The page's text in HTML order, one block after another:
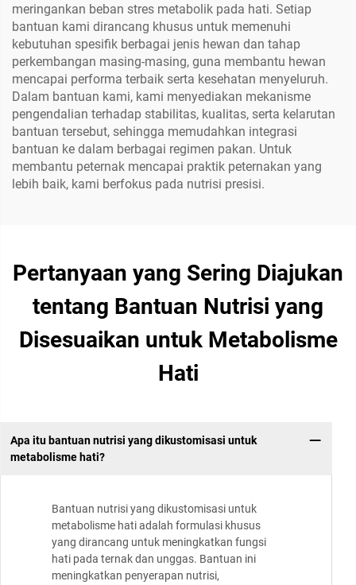
meringankan beban stres metabolik pada hati. Setiap
bantuan kami dirancang khusus untuk memenuhi
kebutuhan spesifik berbagai jenis hewan dan tahap
perkembangan masing-masing, guna membantu hewan
mencapai performa terbaik serta kesehatan menyeluruh.
Dalam bantuan kami, kami menyediakan mekanisme
pengendalian terhadap stabilitas, kualitas, serta kelarutan
bantuan tersebut, sehingga memudahkan integrasi
bantuan ke dalam berbagai regimen pakan. Untuk
membantu peternak mencapai praktik peternakan yang
lebih baik, kami berfokus pada nutrisi presisi.
Pertanyaan yang Sering Diajukan
tentang Bantuan Nutrisi yang
Disesuaikan untuk Metabolisme
Hati
Apa itu bantuan nutrisi yang dikustomisasi untuk
metabolisme hati?
Bantuan nutrisi yang dikustomisasi untuk
metabolisme hati adalah formulasi khusus
yang dirancang untuk meningkatkan fungsi
hati pada ternak dan unggas. Bantuan ini
meningkatkan penyerapan nutrisi,